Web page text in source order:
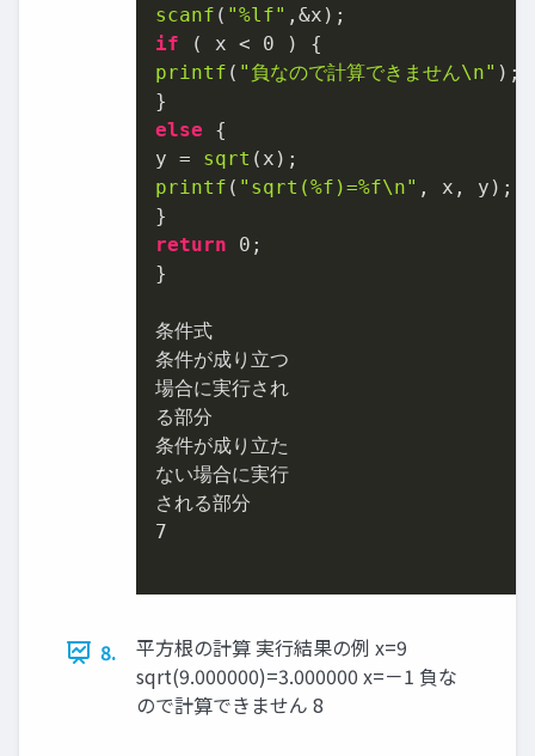
scanf ( "%lf"
if ( x < 0
printf ( "負なので計算できません\n" );
else {
y = sqrt
printf ( "sqrt(%f)=%f\n" , x, y);
return
0 ;
}
条件式
条件が成り立つ
場合に実行され
る部分
条件が成り立た
ない場合に実行
7
8.
平方根の計算 実行結果の例 x=9
sqrt(9.000000)=3.000000 x=－1 負な
ので計算できません 8